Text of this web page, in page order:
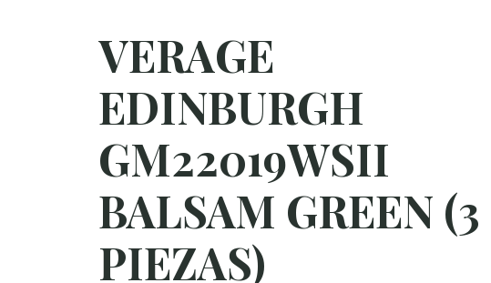
VERAGE
EDINBURGH
GM22019WSII
BALSAM GREEN (3
PIEZAS)